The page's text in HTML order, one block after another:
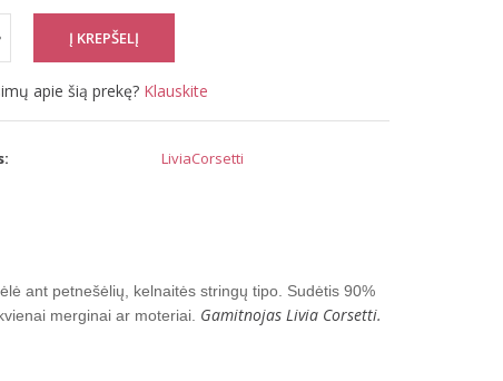
apie šią prekę? Klauskite
LiviaCorsetti
ant petnešėlių, kelnaitės stringų tipo. Sudėtis 90%
merginai ar moteriai. Gamitnojas Livia Corsetti.